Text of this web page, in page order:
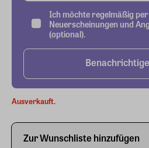
Ich möchte regelmäßig
Neuerscheinungen und
(optional).
Ausverkauft.
Zur Wunschliste hinzufügen